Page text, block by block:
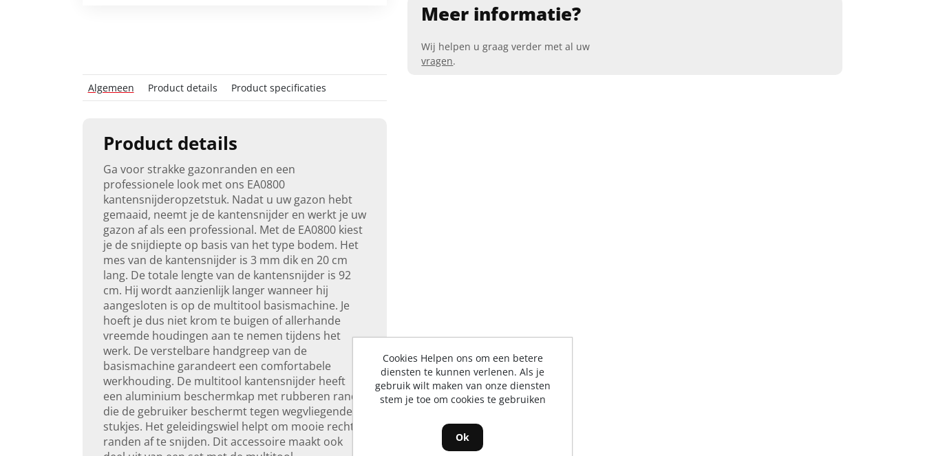
Product details
Ga voor strakke gazonranden en een
professionele look met ons EA0800
kantensnijderopzetstuk. Nadat u uw gazon hebt
gemaaid, neemt je de kantensnijder en werkt je uw
gazon af als een professional. Met de EA0800 kiest
je de snijdiepte op basis van het type bodem. Het
mes van de kantensnijder is 3 mm dik en 20 cm
lang. De totale lengte van de kantensnijder is 92
cm. Hij wordt aanzienlijk langer wanneer hij
aangesloten is op de multitool basismachine. Je
hoeft je dus niet krom te buigen of allerhande
vreemde houdingen aan te nemen tijdens het
werk. De verstelbare handgreep van de
basismachine garandeert een comfortabele
werkhouding. De multitool kantensnijder heeft
een aluminium beschermkap met rubberen rand
die de gebruiker beschermt tegen wegvliegende
stukjes. Het geleidingswiel helpt om mooie rechte
randen af te snijden. Dit accessoire maakt ook
Algemeen Product details Product specificaties
Meer informatie?
Wij helpen u graag verder met al uw
vragen.
Cookies Helpen ons om een betere
diensten te kunnen verlenen. Als je
gebruik wilt maken van onze diensten
stem je toe om cookies te gebruiken
Ok